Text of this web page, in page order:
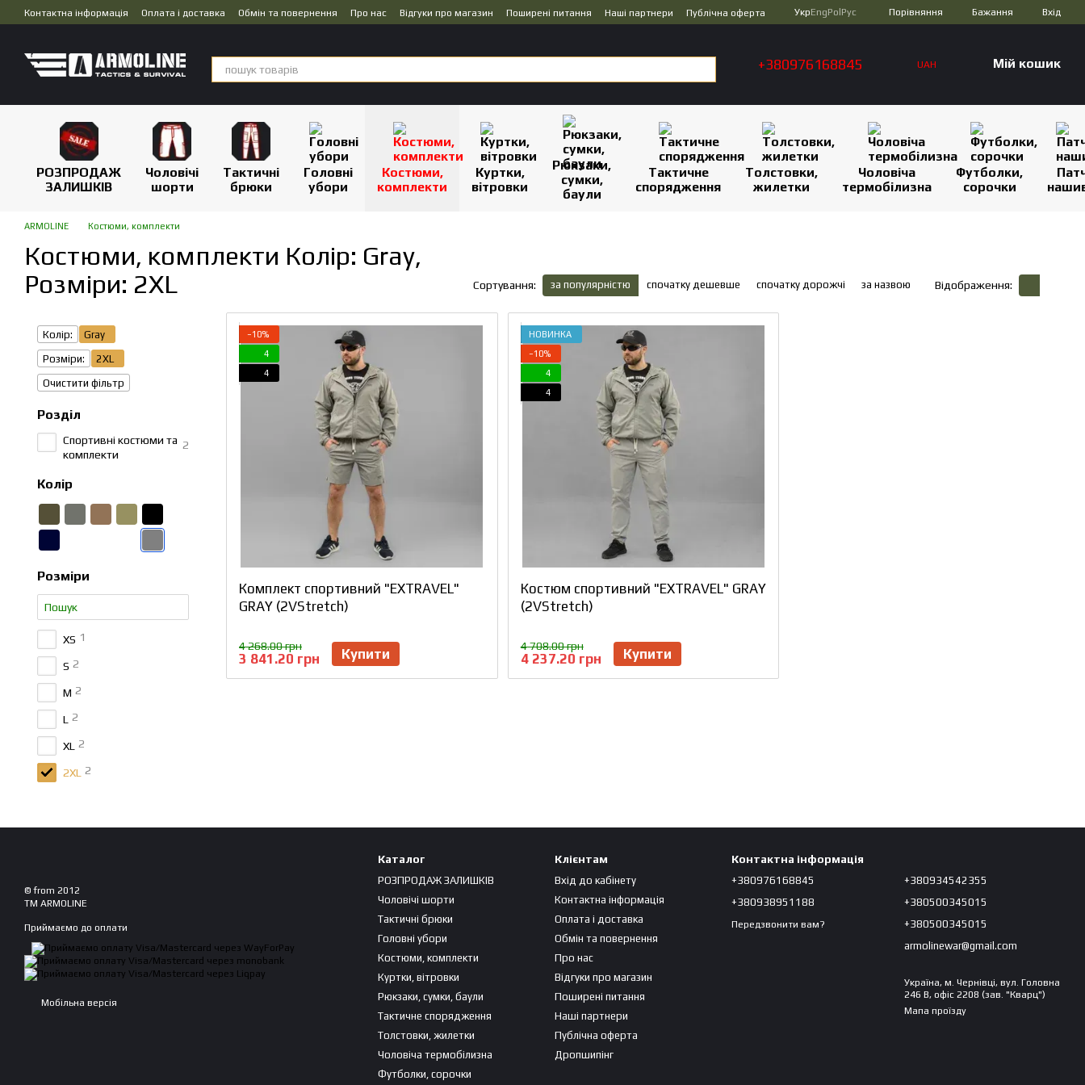
Перейти до основного контенту
Контактна інформація Оплата і доставка Обмін та повернення Про нас Відгуки про магазин Поширені питання Наші партнери
Публічна оферта
УкрEngPol Рус Порівняння Бажання Вхід
+380976168845 UAH Мій кошик
РОЗПРОДАЖ
ЗАЛИШКІВ
Чоловічі
шорти
Тактичні
брюки
Головні
убори
Костюми,
комплекти
Куртки,
вітровки
Рюкзаки,
сумки,
баули
Тактичне
спорядження
Толстовки,
жилетки
Чоловіча
термобілизна
Футболки,
сорочки
ARMOLINE Костюми, комплекти
Костюми, комплекти Колір: Gray,
Розміри: 2XL
Сортування: за популярністю спочатку дешевше спочатку дорожчі за назвою Відображення:
−10%
4
4
Комплект спортивний "EXTRAVEL"
GRAY (2VStretch)
4 268.00 грн
3 841.20 грн Купити
НОВИНКА
−10%
4
4
Костюм спортивний "EXTRAVEL" GRAY
(2VStretch)
4 708.00 грн
4 237.20 грн Купити
Колір:
Gray
Розміри:
2XL
Очистити фільтр
Розділ
Спортивні костюми та
комплекти
2
Колір
Розміри
XS 1
S 2
M 2
L 2
XL 2
2XL 2
© from 2012
TM ARMOLINE
Приймаємо до оплати
Мобільна версія
Каталог
РОЗПРОДАЖ ЗАЛИШКІВ
Чоловічі шорти
Тактичні брюки
Головні убори
Костюми, комплекти
Куртки, вітровки
Рюкзаки, сумки, баули
Тактичне спорядження
Толстовки, жилетки
Чоловіча термобілизна
Футболки, сорочки
Клієнтам
Вхід до кабінету
Контактна інформація
Оплата і доставка
Обмін та повернення
Про нас
Відгуки про магазин
Поширені питання
Наші партнери
Публічна оферта
Дропшипінг
Контактна інформація
+380976168845
+380938951188
Передзвонити вам?
+380934542355
+380500345015
+380500345015
armolinewar@gmail.com
Україна, м. Чернівці, вул. Головна
246 В, офіс 2208 (зав. "Кварц")
Мапа проїзду